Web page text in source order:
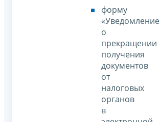
форму
«Уведомление
о
прекращении
получения
документов
от
налоговых
органов
в